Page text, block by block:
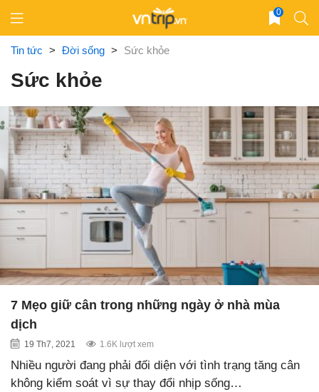
content
0
Tin tức > Đời sống > Sức khỏe
Sức khỏe
7 Mẹo giữ cân trong những ngày ở nhà mùa
dịch
19 Th7, 2021 1.6K lượt xem
Nhiều người đang phải đối diện với tình trạng tăng cân
không kiểm soát vì sự thay đổi nhịp sống…